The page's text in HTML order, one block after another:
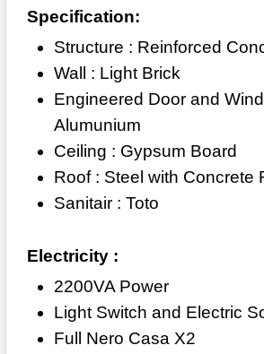
Specification:
Structure : Reinforced
Wall : Light Brick
Engineered Door and
Alumunium
Ceiling : Gypsum Board
Roof : Steel with Concrete
Sanitair : Toto
Electricity :
2200VA Power
Light Switch and Electric
Full Nero Casa X2